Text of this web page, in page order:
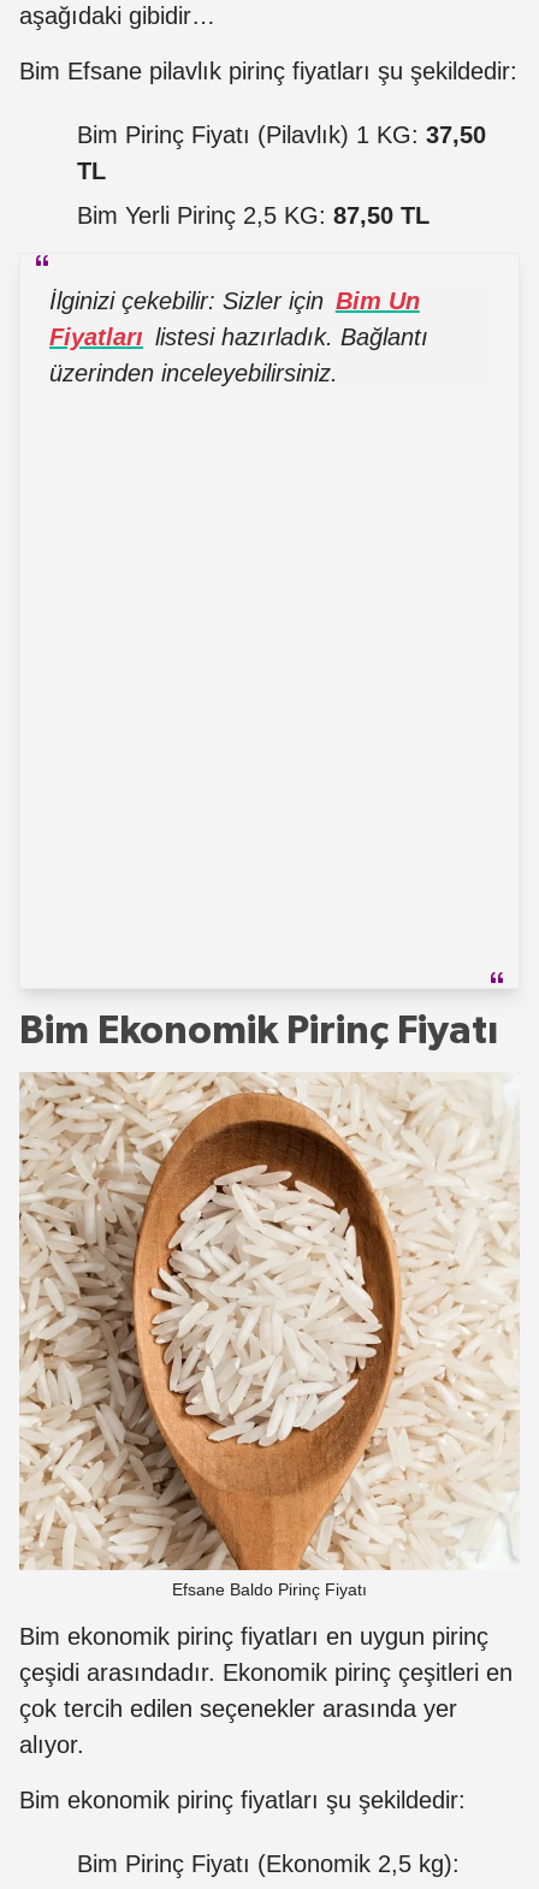
aşağıdaki gibidir…
Bim Efsane pilavlık pirinç fiyatları şu şekildedir:
Bim Pirinç Fiyatı (Pilavlık) 1 KG: 37,50
TL
Bim Yerli Pirinç 2,5 KG: 87,50 TL
İlginizi çekebilir: Sizler için Bim Un
Fiyatları listesi hazırladık. Bağlantı
üzerinden inceleyebilirsiniz.
Bim Ekonomik Pirinç Fiyatı
Efsane Baldo Pirinç Fiyatı
Bim ekonomik pirinç fiyatları en uygun pirinç
çeşidi arasındadır. Ekonomik pirinç çeşitleri en
çok tercih edilen seçenekler arasında yer
alıyor.
Bim ekonomik pirinç fiyatları şu şekildedir:
Bim Pirinç Fiyatı (Ekonomik 2,5 kg):